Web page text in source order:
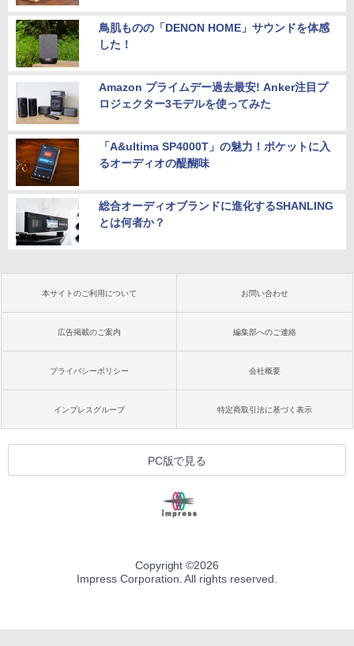
鳥肌ものの「DENON HOME」サウンドを体感
した！
Amazon プライムデー過去最安! Anker注目プ
ロジェクター3モデルを使ってみた
「A&ultima SP4000T」の魅力！ポケットに入
るオーディオの醍醐味
総合オーディオブランドに進化するSHANLING
とは何者か？
本サイトのご利用について お問い合わせ
広告掲載のご案内 編集部へのご連絡
プライバシーポリシー 会社概要
インプレスグループ 特定商取引法に基づく表示
PC版で見る
Copyright ©2026
Impress Corporation. All rights reserved.